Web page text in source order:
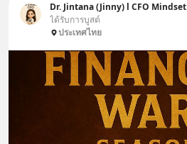
Dr. Jintana (Jinny) l CFO Mindset
ได้รับการบูสต์
ประเทศไทย